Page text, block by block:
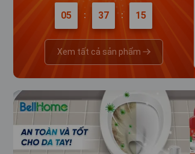
05 : 37 : 14
Xem tất cả sản phẩm